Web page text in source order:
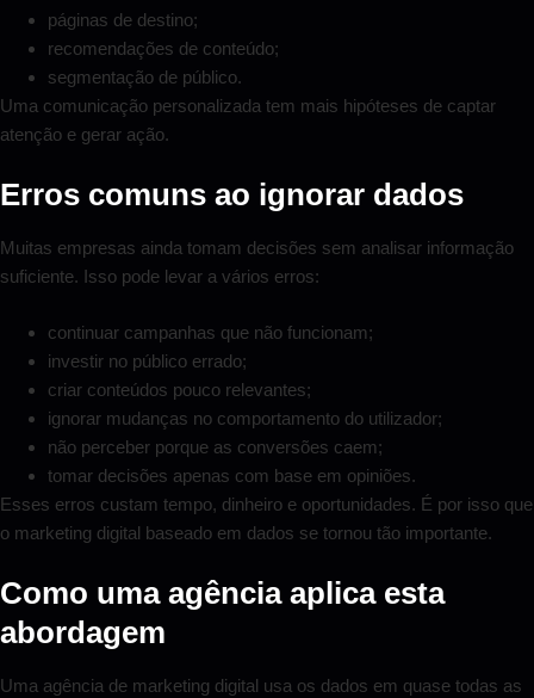
páginas de destino;
recomendações de conteúdo;
segmentação de público.
Uma comunicação personalizada tem mais hipóteses de captar
atenção e gerar ação.
Erros comuns ao ignorar dados
Muitas empresas ainda tomam decisões sem analisar informação
suficiente. Isso pode levar a vários erros:
continuar campanhas que não funcionam;
investir no público errado;
criar conteúdos pouco relevantes;
ignorar mudanças no comportamento do utilizador;
não perceber porque as conversões caem;
tomar decisões apenas com base em opiniões.
Esses erros custam tempo, dinheiro e oportunidades. É por isso que
o marketing digital baseado em dados se tornou tão importante.
Como uma agência aplica esta
abordagem
Uma agência de marketing digital usa os dados em quase todas as